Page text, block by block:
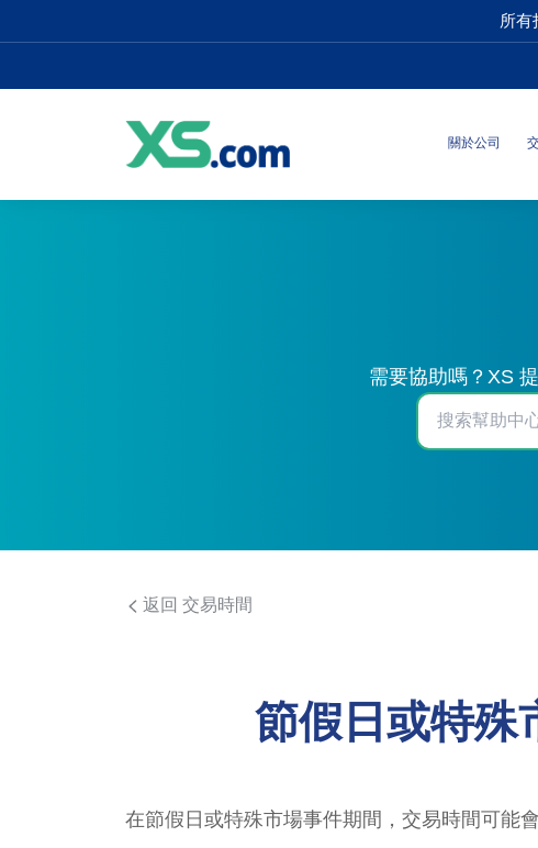
所有
關於公司
需要協助嗎？XS
返回 交易時間
節假日或特殊
在節假日或特殊市場事件期間，交易時間可能